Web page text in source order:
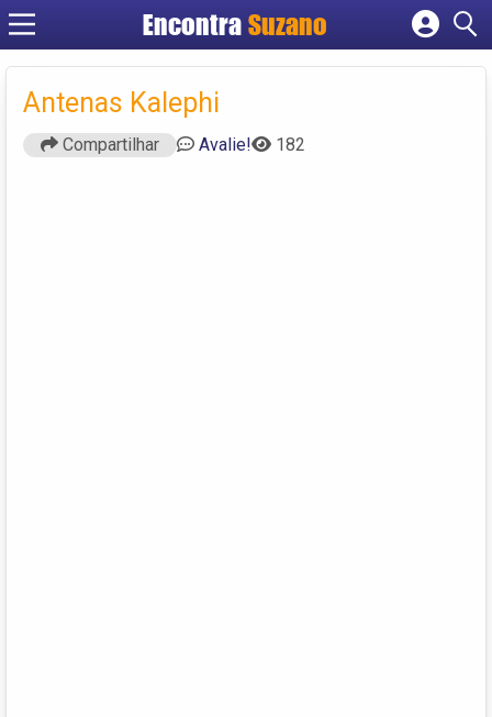
EncontraSuzano
Cadastrar empresa
Antenas Kalephi
Compartilhar Avalie! 182